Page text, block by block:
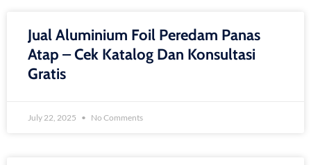
Jual Aluminium Foil Peredam Panas
Atap – Cek Katalog Dan Konsultasi
Gratis
July 22, 2025 No Comments